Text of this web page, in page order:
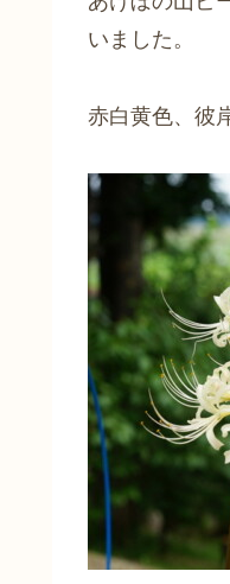
いました。
赤白黄色、彼